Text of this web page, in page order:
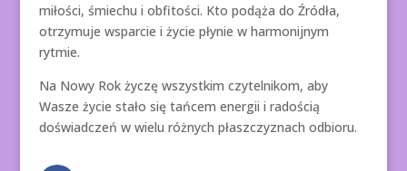
miłości, śmiechu i obfitości. Kto podąża do Źródła,
otrzymuje wsparcie i życie płynie w harmonijnym
rytmie.
Na Nowy Rok życzę wszystkim czytelnikom, aby
Wasze życie stało się tańcem energii i radością
doświadczeń w wielu różnych płaszczyznach odbioru.